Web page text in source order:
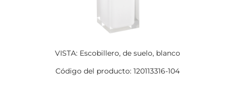
VISTA: Escobillero, de suelo, blanco
Código del producto: 120113316-104